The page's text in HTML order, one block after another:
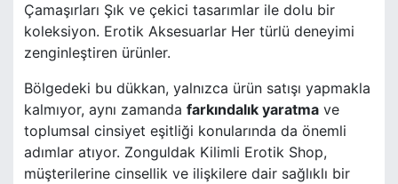
Çamaşırları Şık ve çekici tasarımlar ile dolu bir
koleksiyon. Erotik Aksesuarlar Her türlü deneyimi
zenginleştiren ürünler.
Bölgedeki bu dükkan, yalnızca ürün satışı yapmakla
kalmıyor, aynı zamanda farkındalık yaratma ve
toplumsal cinsiyet eşitliği konularında da önemli
adımlar atıyor. Zonguldak Kilimli Erotik Shop,
müşterilerine cinsellik ve ilişkilere dair sağlıklı bir